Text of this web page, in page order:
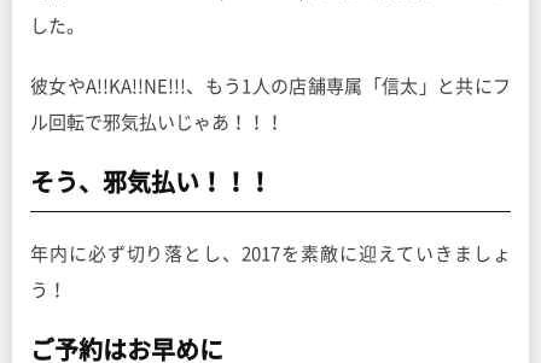
した。
彼女やA!!KA!!NE!!!、もう1人の店舗専属「信太」と共にフ
ル回転で邪気払いじゃあ！！！
そう、邪気払い！！！
年内に必ず切り落とし、2017を素敵に迎えていきましょ
う！
ご予約はお早めに